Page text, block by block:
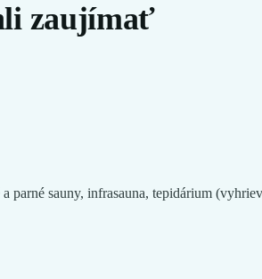
zaujímať
sauny, infrasauna, tepidárium